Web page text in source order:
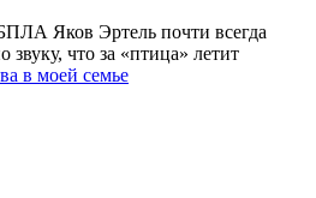
Яков Эртель почти всегда
звуку, что за «птица» летит
в моей семье